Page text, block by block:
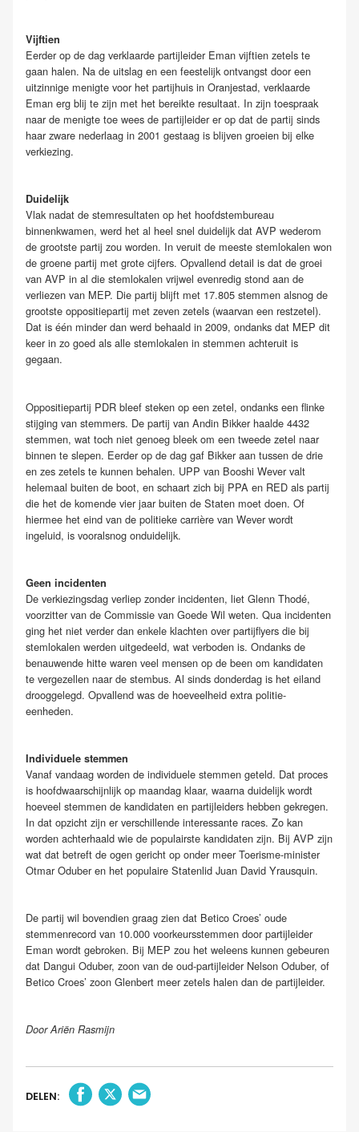
Vijftien
Eerder op de dag verklaarde partijleider Eman vijftien zetels te
gaan halen. Na de uitslag en een feestelijk ontvangst door een
uitzinnige menigte voor het partijhuis in Oranjestad, verklaarde
Eman erg blij te zijn met het bereikte resultaat. In zijn toespraak
naar de menigte toe wees de partijleider er op dat de partij sinds
haar zware nederlaag in 2001 gestaag is blijven groeien bij elke
verkiezing.
Duidelijk
Vlak nadat de stemresultaten op het hoofdstembureau
binnenkwamen, werd het al heel snel duidelijk dat AVP wederom
de grootste partij zou worden. In veruit de meeste stemlokalen won
de groene partij met grote cijfers. Opvallend detail is dat de groei
van AVP in al die stemlokalen vrijwel evenredig stond aan de
verliezen van MEP. Die partij blijft met 17.805 stemmen alsnog de
grootste oppositiepartij met zeven zetels (waarvan een restzetel).
Dat is één minder dan werd behaald in 2009, ondanks dat MEP dit
keer in zo goed als alle stemlokalen in stemmen achteruit is
gegaan.
Oppositiepartij PDR bleef steken op een zetel, ondanks een flinke
stijging van stemmers. De partij van Andin Bikker haalde 4432
stemmen, wat toch niet genoeg bleek om een tweede zetel naar
binnen te slepen. Eerder op de dag gaf Bikker aan tussen de drie
en zes zetels te kunnen behalen. UPP van Booshi Wever valt
helemaal buiten de boot, en schaart zich bij PPA en RED als partij
die het de komende vier jaar buiten de Staten moet doen. Of
hiermee het eind van de politieke carrière van Wever wordt
ingeluid, is vooralsnog onduidelijk.
Geen incidenten
De verkiezingsdag verliep zonder incidenten, liet Glenn Thodé,
voorzitter van de Commissie van Goede Wil weten. Qua incidenten
ging het niet verder dan enkele klachten over partijflyers die bij
stemlokalen werden uitgedeeld, wat verboden is. Ondanks de
benauwende hitte waren veel mensen op de been om kandidaten
te vergezellen naar de stembus. Al sinds donderdag is het eiland
drooggelegd. Opvallend was de hoeveelheid extra politie-
eenheden.
Individuele stemmen
Vanaf vandaag worden de individuele stemmen geteld. Dat proces
is hoofdwaarschijnlijk op maandag klaar, waarna duidelijk wordt
hoeveel stemmen de kandidaten en partijleiders hebben gekregen.
In dat opzicht zijn er verschillende interessante races. Zo kan
worden achterhaald wie de populairste kandidaten zijn. Bij AVP zijn
wat dat betreft de ogen gericht op onder meer Toerisme-minister
Otmar Oduber en het populaire Statenlid Juan David Yrausquin.
De partij wil bovendien graag zien dat Betico Croes’ oude
stemmenrecord van 10.000 voorkeursstemmen door partijleider
Eman wordt gebroken. Bij MEP zou het weleens kunnen gebeuren
dat Dangui Oduber, zoon van de oud-partijleider Nelson Oduber, of
Betico Croes’ zoon Glenbert meer zetels halen dan de partijleider.
Door Ariën Rasmijn
DELEN: